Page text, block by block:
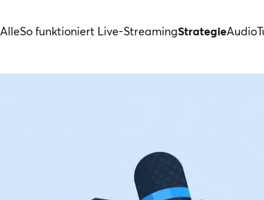
AlleSo funktioniert Live-StreamingStrategieAudio